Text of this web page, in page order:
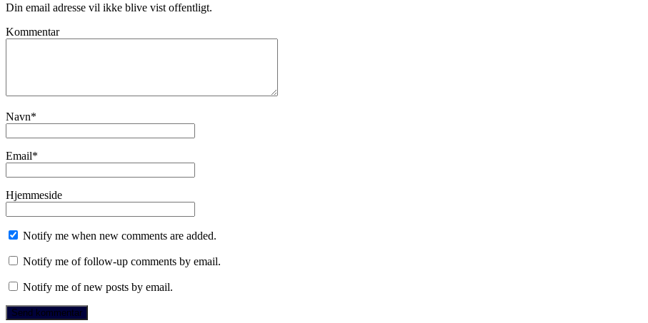
Din email adresse vil ikke blive vist offentligt.
Kommentar
Navn*
Email*
Hjemmeside
Notify me when new comments are added.
Notify me of follow-up comments by email.
Notify me of new posts by email.